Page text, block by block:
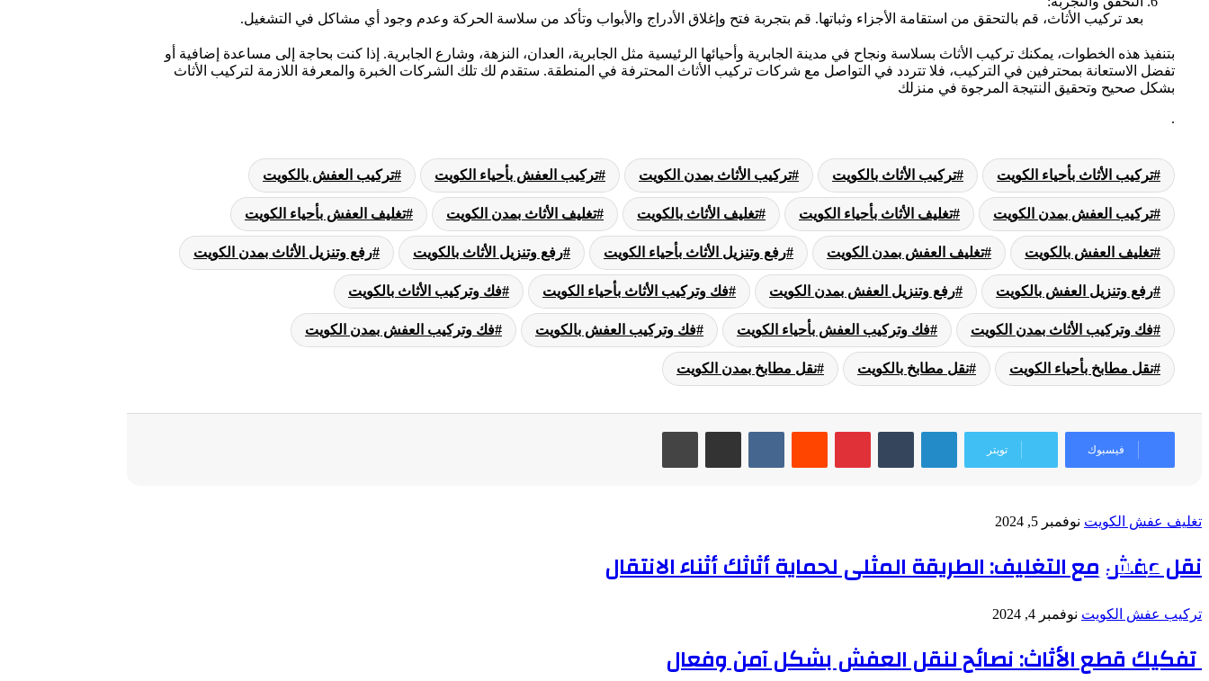
بعد تركيب الأثاث، قم بالتحقق من استقامة الأجزاء وثباتها. قم بتجربة فتح وإغلاق الأدراج والأبواب وتأكد من سلاسة الحركة وعدم وجود أي مشاكل في التشغيل.
بتنفيذ هذه الخطوات، يمكنك تركيب الأثاث بسلاسة ونجاح في مدينة الجابرية وأحيائها الرئيسية مثل الجابرية، العدان، النزهة، وشارع الجابرية. إذا كنت بحاجة إلى مساعدة إضافية أو
تفضل الاستعانة بمحترفين في التركيب، فلا تتردد في التواصل مع شركات تركيب الأثاث المحترفة في المنطقة. ستقدم لك تلك الشركات الخبرة والمعرفة اللازمة لتركيب الأثاث
بشكل صحيح وتحقيق النتيجة المرجوة في منزلك
.
تركيب الأثاث بأحياء الكويت تركيب الأثاث بالكويت تركيب الأثاث بمدن الكويت تركيب العفش بأحياء الكويت تركيب العفش بالكويت
تركيب العفش بمدن الكويت تغليف الأثاث بأحياء الكويت تغليف الأثاث بالكويت تغليف الأثاث بمدن الكويت تغليف العفش بأحياء الكويت
تغليف العفش بالكويت تغليف العفش بمدن الكويت رفع وتنزيل الأثاث بأحياء الكويت رفع وتنزيل الأثاث بالكويت رفع وتنزيل الأثاث بمدن الكويت
رفع وتنزيل العفش بالكويت رفع وتنزيل العفش بمدن الكويت فك وتركيب الأثاث بأحياء الكويت فك وتركيب الأثاث بالكويت
فك وتركيب الأثاث بمدن الكويت فك وتركيب العفش بأحياء الكويت فك وتركيب العفش بالكويت فك وتركيب العفش بمدن الكويت
نقل مطابخ بأحياء الكويت نقل مطابخ بالكويت نقل مطابخ بمدن الكويت
فيسبوك تويتر
لينكدإن بينتيريست مشاركة عبر البريد طباعة
أقرأ التالي
تغليف عفش الكويت نوفمبر 5, 2024
نقل عفش مع التغليف: الطريقة المثلى لحماية أثاثك أثناء الانتقال
تركيب عفش الكويت نوفمبر 4, 2024
تفكيك قطع الأثاث: نصائح لنقل العفش بشكل آمن وفعال